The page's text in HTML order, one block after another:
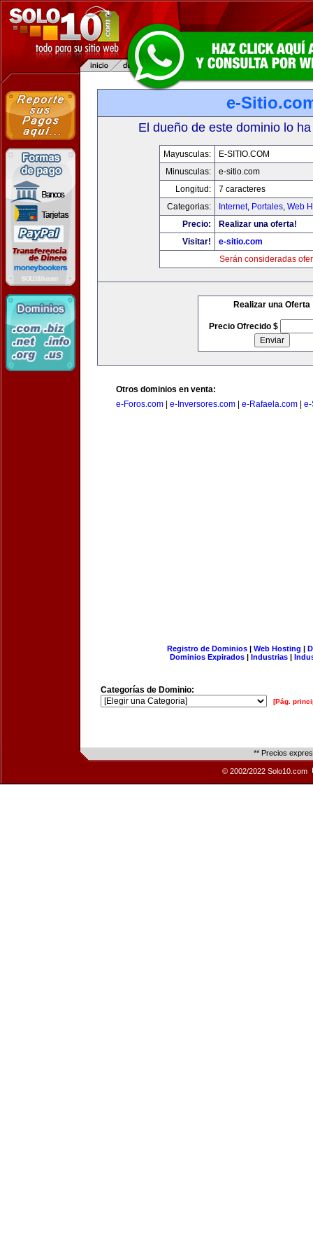
e-
El dueño de este dominio lo
Mayusculas:
E-SITIO.COM
Minusculas:
e-sitio.com
Longitud:
7 caracteres
Categorias:
Internet, Portales, Web
Precio:
Realizar una oferta!
Visitar!
e-sitio.com
Serán consideradas
Realizar una Oferta
Precio Ofrecido $
Otros dominios en venta:
e-Foros.com
e-Inversores.com e-Rafaela.com e-
Registro de Dominios| Web Hosting |
Dominios Expirados | Industrias |
Categorías de Dominio:
[Pág.
** Precios
© 2002/2022 Solo10.com